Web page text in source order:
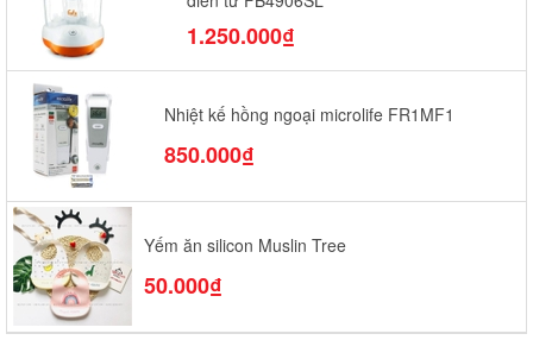
1.250.000₫
Nhiệt kế hồng ngoại microlife FR1MF1
850.000₫
Yếm ăn silicon Muslin Tree
50.000₫